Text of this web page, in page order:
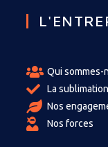
Qui sommes-
La sublimation
Nos
Nos forces